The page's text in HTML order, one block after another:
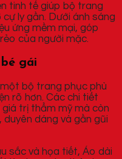
tinh tế giúp bộ trang
ly gần. Dưới ánh sáng
ứng mềm mại, góp
của người mặc.
gái
bộ trang phục phù
rõ hơn. Các chi tiết
trị thẩm mỹ mà còn
dáng và gần gũi
sắc và họa tiết, Áo dài